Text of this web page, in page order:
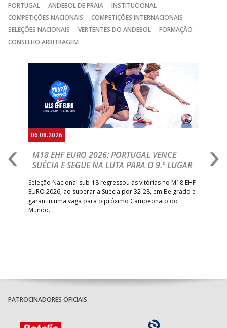
PORTUGAL
ANDEBOL DE PRAIA
INSTITUCIONAL
COMPETIÇÕES NACIONAIS
COMPETIÇÕES INTERNACIONAIS
SELEÇÕES NACIONAIS
VERTENTES DO ANDEBOL
FORMAÇÃO
CONSELHO ARBITRAGEM
06.08.2026
M18 EHF EURO 2026: PORTUGAL VENCE
SUÉCIA E SEGUE NA LUTA PARA O 9.º LUGAR
Seleção Nacional sub-18 regressou às vitórias no M18 EHF
EURO 2026, ao superar a Suécia por 32-28, em Belgrado e
garantiu uma vaga para o próximo Campeonato do
Mundo.
PATROCINADORES OFICIAIS